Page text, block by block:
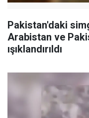
Pakistan'daki
Arabistan ve
ışıklandırıldı